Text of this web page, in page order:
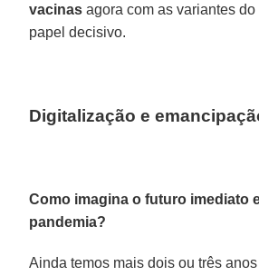
vacinas agora com as variantes do
papel decisivo.
Digitalização e
Como imagina o futuro imediato
pandemia?
Ainda temos mais dois ou três